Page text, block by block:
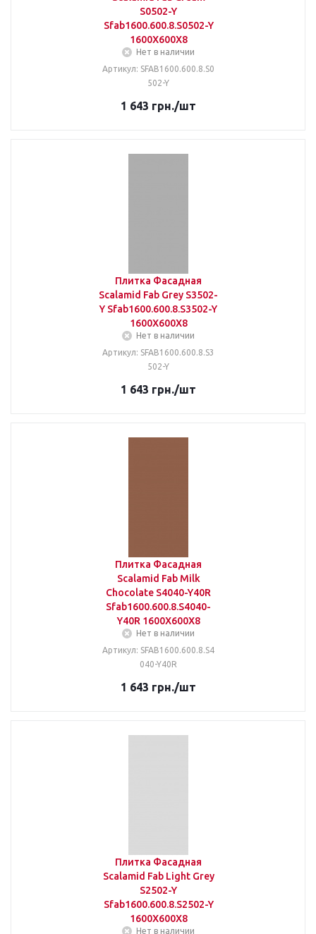
S0502-Y
Sfab1600.600.8.S0502-Y
1600X600X8
Нет в наличии
Артикул: SFAB1600.600.8.S0
502-Y
1 643 грн./шт
Плитка Фасадная
Scalamid Fab Grey S3502-
Y Sfab1600.600.8.S3502-Y
1600X600X8
Нет в наличии
Артикул: SFAB1600.600.8.S3
502-Y
1 643 грн./шт
Плитка Фасадная
Scalamid Fab Milk
Chocolate S4040-Y40R
Sfab1600.600.8.S4040-
Y40R 1600X600X8
Нет в наличии
Артикул: SFAB1600.600.8.S4
040-Y40R
1 643 грн./шт
Плитка Фасадная
Scalamid Fab Light Grey
S2502-Y
Sfab1600.600.8.S2502-Y
1600X600X8
Нет в наличии